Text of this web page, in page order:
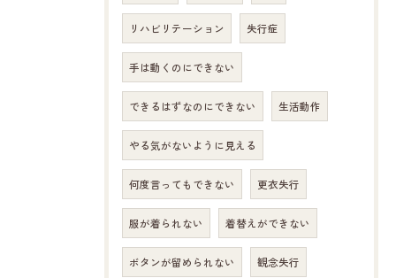
リハビリテーション 失行症
手は動くのにできない
できるはずなのにできない 生活動作
やる気がないように見える
何度言ってもできない 更衣失行
服が着られない 着替えができない
ボタンが留められない 観念失行